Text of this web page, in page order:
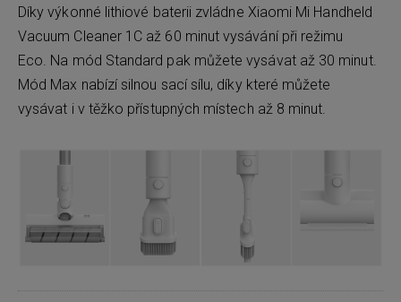
Díky výkonné lithiové baterii zvládne Xiaomi Mi Handheld
Vacuum Cleaner 1C až 60 minut vysávání při režimu
Eco. Na mód Standard pak můžete vysávat až 30 minut.
Mód Max nabízí silnou sací sílu, díky které můžete
vysávat i v těžko přístupných místech až 8 minut.